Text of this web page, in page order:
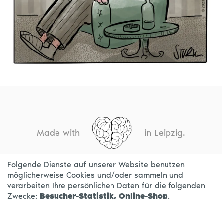
Made with in Leipzig.
KONTAKT IMPRESSUM DATENSCHUTZ
Folgende Dienste auf unserer Website benutzen
möglicherweise Cookies und/oder sammeln und
verarbeiten Ihre persönlichen Daten für die folgenden
Zwecke: Besucher-Statistik, Online-Shop.